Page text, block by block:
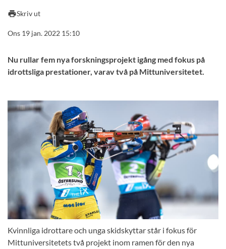
printSkriv ut
Ons 19 jan. 2022 15:10
Nu rullar fem nya forskningsprojekt igång med fokus på
idrottsliga prestationer, varav två på Mittuniversitetet.
Kvinnliga idrottare och unga skidskyttar står i fokus för
Mittuniversitetets två projekt inom ramen för den nya